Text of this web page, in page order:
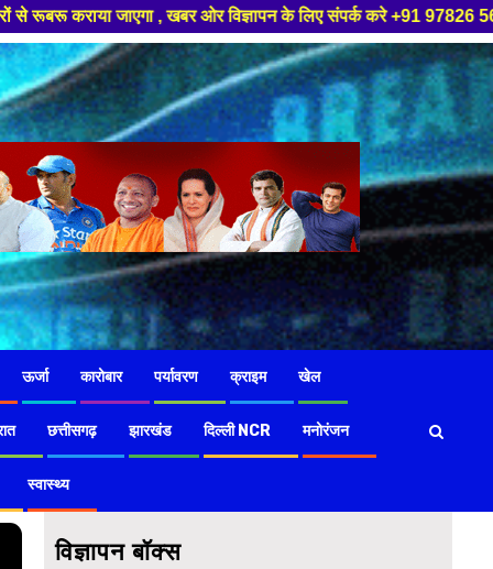
ओर विज्ञापन के लिए संपर्क करे +91 97826 56423 ,हमारे यूट्यूब चैनल
ऊर्जा कारोबार पर्यावरण क्राइम खेल
छत्तीसगढ़ झारखंड दिल्ली NCR मनोरंजन
स्वास्थ्य
विज्ञापन बॉक्स